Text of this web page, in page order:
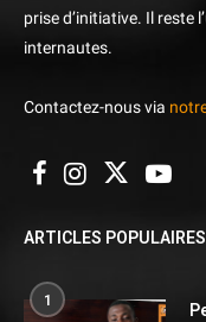
prise d’initiative. Il reste
internautes.
Contactez-nous via
ARTICLES POPULAIRES
1